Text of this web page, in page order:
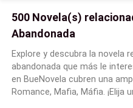
500 Novela(s)
Abandonada
Explore y descubra la novela
abandonada que más le
en BueNovela cubren una
Romance, Mafia, Máfia. ¡Elija